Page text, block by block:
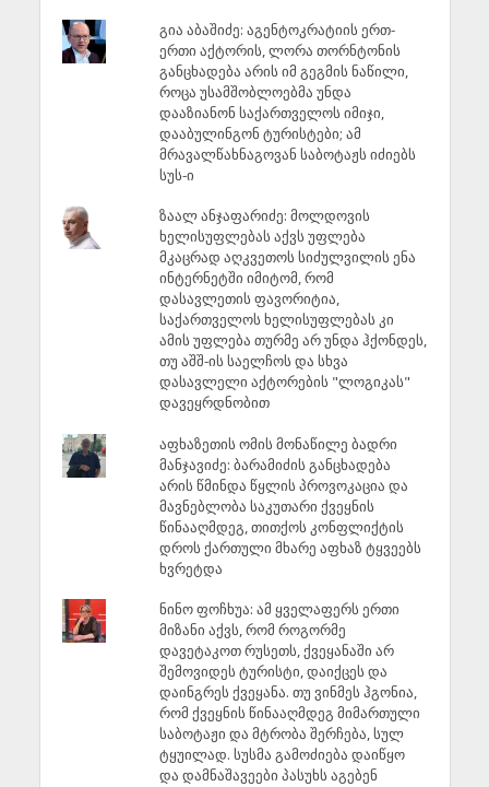
გია აბაშიძე: აგენტოკრატიის ერთ-
ერთი აქტორის, ლორა თორნტონის
განცხადება არის იმ გეგმის ნაწილი,
როცა უსამშობლოებმა უნდა
დააზიანონ საქართველოს იმიჯი,
დააბულინგონ ტურისტები; ამ
მრავალწახნაგოვან საბოტაჟს იძიებს
სუს-ი
ზაალ ანჯაფარიძე: მოლდოვის
ხელისუფლებას აქვს უფლება
მკაცრად აღკვეთოს სიძულვილის ენა
ინტერნეტში იმიტომ, რომ
დასავლეთის ფავორიტია,
საქართველოს ხელისუფლებას კი
ამის უფლება თურმე არ უნდა ჰქონდეს,
თუ აშშ-ის საელჩოს და სხვა
დასავლელი აქტორების "ლოგიკას"
დავეყრდნობით
აფხაზეთის ომის მონაწილე ბადრი
მანჯავიძე: ბარამიძის განცხადება
არის წმინდა წყლის პროვოკაცია და
მავნებლობა საკუთარი ქვეყნის
წინააღმდეგ, თითქოს კონფლიქტის
დროს ქართული მხარე აფხაზ ტყვეებს
ხვრეტდა
ნინო ფოჩხუა: ამ ყველაფერს ერთი
მიზანი აქვს, რომ როგორმე
დავეტაკოთ რუსეთს, ქვეყანაში არ
შემოვიდეს ტურისტი, დაიქცეს და
დაინგრეს ქვეყანა. თუ ვინმეს ჰგონია,
რომ ქვეყნის წინააღმდეგ მიმართული
საბოტაჟი და მტრობა შერჩება, სულ
ტყუილად. სუსმა გამოძიება დაიწყო
და დამნაშავეები პასუხს აგებენ